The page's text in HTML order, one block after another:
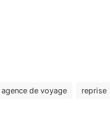
agence de voyage reprise